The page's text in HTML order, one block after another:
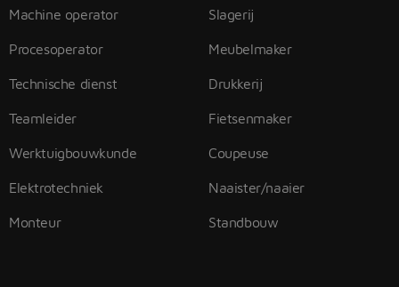
Machine operator
Procesoperator
Technische dienst
Teamleider
Werktuigbouwkunde
Elektrotechniek
Monteur
Slagerij
Meubelmaker
Drukkerij
Fietsenmaker
Coupeuse
Naaister/naaier
Standbouw